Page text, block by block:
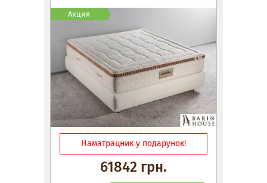
Наматрацник у подарунок!
61842 грн.
Акция